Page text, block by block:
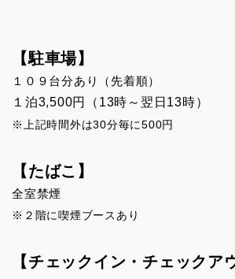
【駐車場】
１０９台分あり（先着順）
１泊3,500円（13時～翌日13時）
※上記時間外は30分毎に500円
【たばこ】
全室禁煙
※２階に喫煙ブースあり
【チェックイン・チェックア